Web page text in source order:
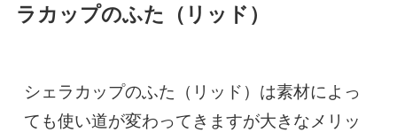
ラカップのふた（リッド）
シェラカップのふた（リッド）は素材によっ
ても使い道が変わってきますが大きなメリッ